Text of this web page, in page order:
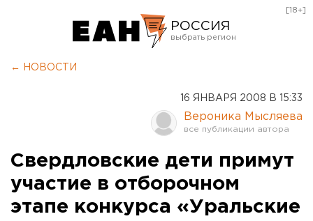
РОССИЯ
Оренбург
[18+]
← НОВОСТИ
16 ЯНВАРЯ 2008 В 15:33
Вероника Мысляева
Свердловские дети примут
участие в отборочном
этапе конкурса «Уральские